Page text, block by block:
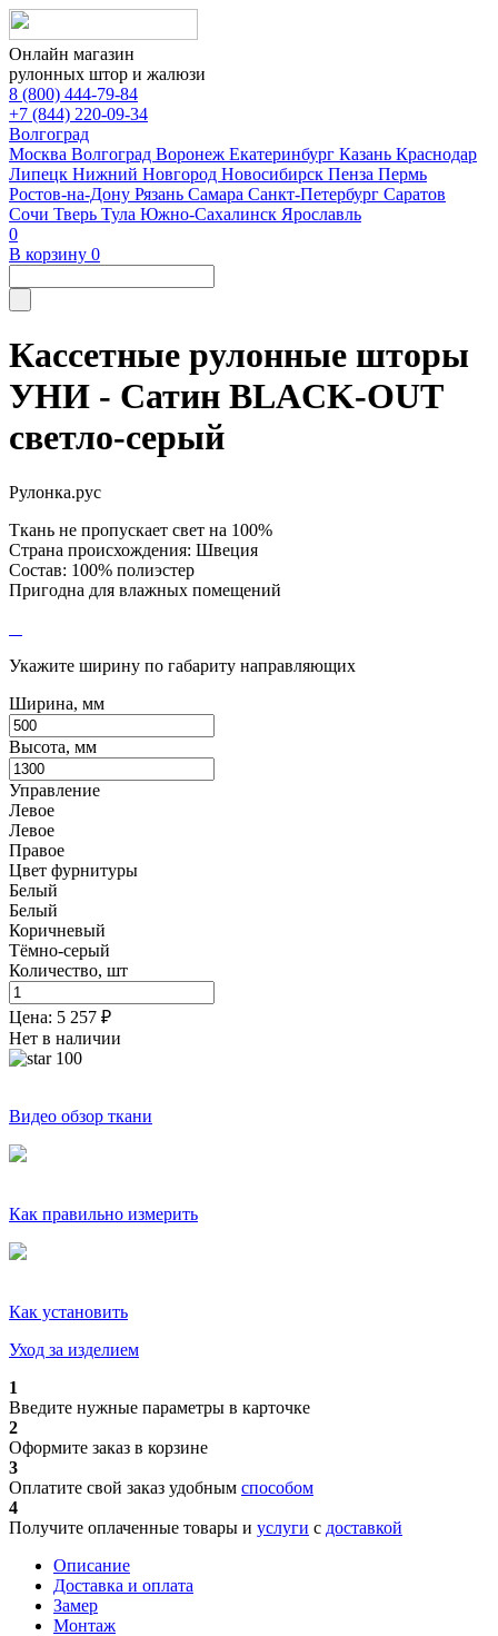
Онлайн магазин
рулонных штор и жалюзи
8 (800) 444-79-84
+7 (844) 220-09-34
Волгоград
Москва Волгоград Воронеж Екатеринбург Казань Краснодар
Липецк Нижний Новгород Новосибирск Пенза Пермь
Ростов-на-Дону Рязань Самара Санкт-Петербург Саратов
Сочи Тверь Тула Южно-Сахалинск Ярославль
0
В корзину 0
Кассетные рулонные шторы
УНИ - Сатин BLACK-OUT
светло-серый
Рулонка.рус
Ткань не пропускает свет на 100%
Страна происхождения: Швеция
Состав: 100% полиэстер
Пригодна для влажных помещений
Укажите ширину по габариту направляющих
Ширина, мм
Высота, мм
Управление
Левое
Левое
Правое
Цвет фурнитуры
Белый
Белый
Коричневый
Тёмно-серый
Количество, шт
Цена: 5 257 ₽
Нет в наличии
100
Видео обзор ткани
Как правильно измерить
Как установить
Уход за изделием
1
Введите нужные параметры в карточке
2
Оформите заказ в корзине
3
Оплатите свой заказ удобным способом
4
Получите оплаченные товары и услуги с доставкой
Описание
Доставка и оплата
Замер
Монтаж